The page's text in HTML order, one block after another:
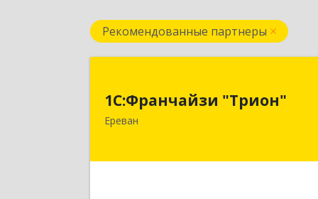
Рекомендованные партнеры
1С:Франчайзи "Трион"
Ереван
Армения, Ереван, ул. Наири Заряна